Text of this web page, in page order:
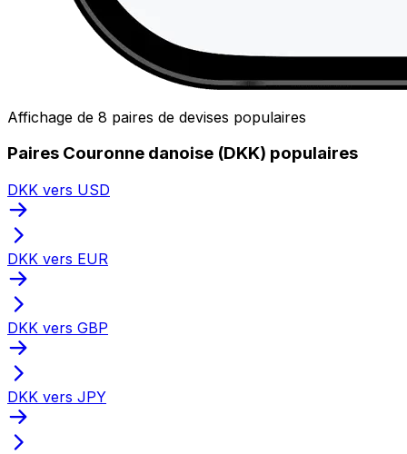
Affichage de 8 paires de devises populaires
Paires Couronne danoise (DKK) populaires
DKK vers USD
DKK vers EUR
DKK vers GBP
DKK vers JPY